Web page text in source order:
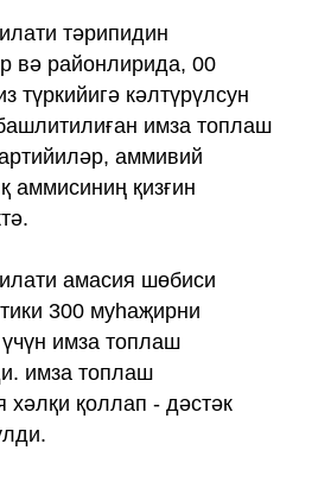
тәрипидин
вә районлирида, 00
түркийигә кәлтүрүлсун
имза топлаш
аммивий
аммисиниң қизғин
амасия шөбиси
300 муһаҗирни
имза топлаш
имза топлаш
хәлқи қоллап - дәстәк